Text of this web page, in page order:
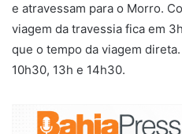
e atravessam para o Morro.
viagem da travessia fica em
que o tempo da viagem
10h30, 13h e 14h30.